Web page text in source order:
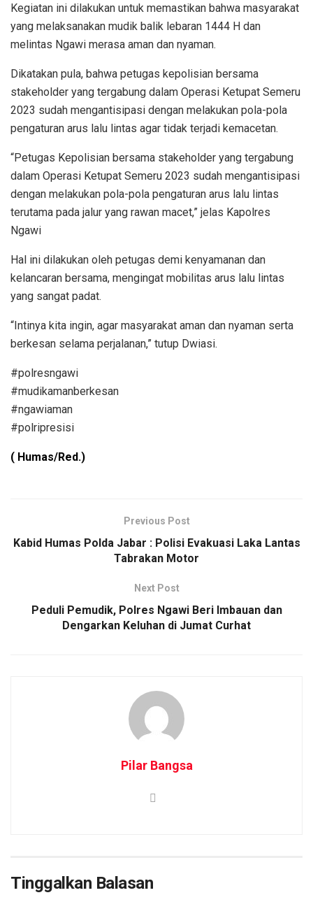
Kegiatan ini dilakukan untuk memastikan bahwa masyarakat
yang melaksanakan mudik balik lebaran 1444 H dan
melintas Ngawi merasa aman dan nyaman.
Dikatakan pula, bahwa petugas kepolisian bersama
stakeholder yang tergabung dalam Operasi Ketupat Semeru
2023 sudah mengantisipasi dengan melakukan pola-pola
pengaturan arus lalu lintas agar tidak terjadi kemacetan.
“Petugas Kepolisian bersama stakeholder yang tergabung
dalam Operasi Ketupat Semeru 2023 sudah mengantisipasi
dengan melakukan pola-pola pengaturan arus lalu lintas
terutama pada jalur yang rawan macet,” jelas Kapolres
Ngawi
Hal ini dilakukan oleh petugas demi kenyamanan dan
kelancaran bersama, mengingat mobilitas arus lalu lintas
yang sangat padat.
“Intinya kita ingin, agar masyarakat aman dan nyaman serta
berkesan selama perjalanan,” tutup Dwiasi.
#polresngawi
#mudikamanberkesan
#ngawiaman
#polripresisi
( Humas/Red.)
Previous Post
Kabid Humas Polda Jabar : Polisi Evakuasi Laka Lantas
Tabrakan Motor
Next Post
Peduli Pemudik, Polres Ngawi Beri Imbauan dan
Dengarkan Keluhan di Jumat Curhat
Pilar Bangsa
Tinggalkan Balasan